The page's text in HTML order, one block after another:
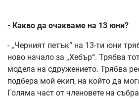
- Какво да очакваме на 13 юни?
- „Черният петък“ на 13-ти юни
ново начало за „Хебър“. Трябва
модела на сдружението. Трябва
подбера мой екип, на който да
Голяма част от членовете на